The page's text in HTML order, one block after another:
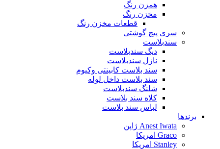
همزن رنگ
مخزن رنگ
قطعات مخزن رنگ
سری پیچ گوشتی
سندبلاست
دیگ سندبلاست
نازل سندبلاست
سند بلاست کابینتی وکیوم
سند بلاست داخل لوله
شلنگ سندبلاست
کلاه سند بلاست
لباس سند بلاست
برندها
Anest Iwata ژاپن
Graco امریکا
Stanley امریکا